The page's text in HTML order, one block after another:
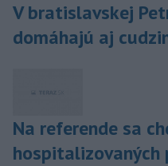
V bratislavskej
domáhajú aj
Na referende sa
hospitalizovaných